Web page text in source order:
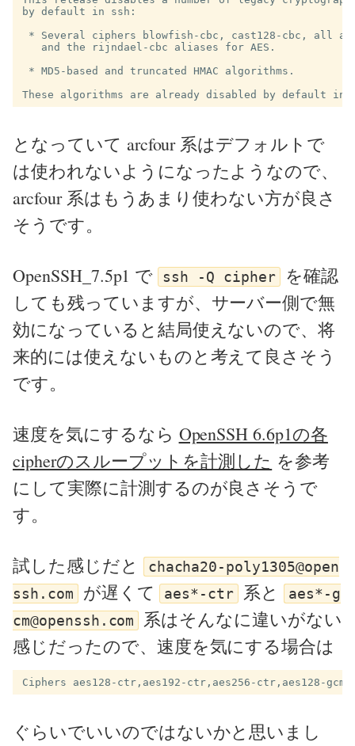
by default in ssh:
* Several ciphers blowfish-cbc, cast128-cbc, all
   and the rijndael-cbc aliases for AES.
* MD5-based and truncated HMAC algorithms.
となっていて arcfour 系はデフォルトで
は使われないようになったようなので、
arcfour 系はもうあまり使わない方が良さ
そうです。
OpenSSH_7.5p1 で ssh -Q cipher を確認
しても残っていますが、サーバー側で無
効になっていると結局使えないので、将
来的には使えないものと考えて良さそう
です。
速度を気にするなら OpenSSH 6.6p1の各
cipherのスループットを計測した を参考
にして実際に計測するのが良さそうで
す。
試した感じだと
chacha20-poly1305@open
ssh.com が遅くて aes*-ctr 系と
aes*-g
cm@openssh.com
系はそんなに違いがない
感じだったので、速度を気にする場合は
ぐらいでいいのではないかと思いまし